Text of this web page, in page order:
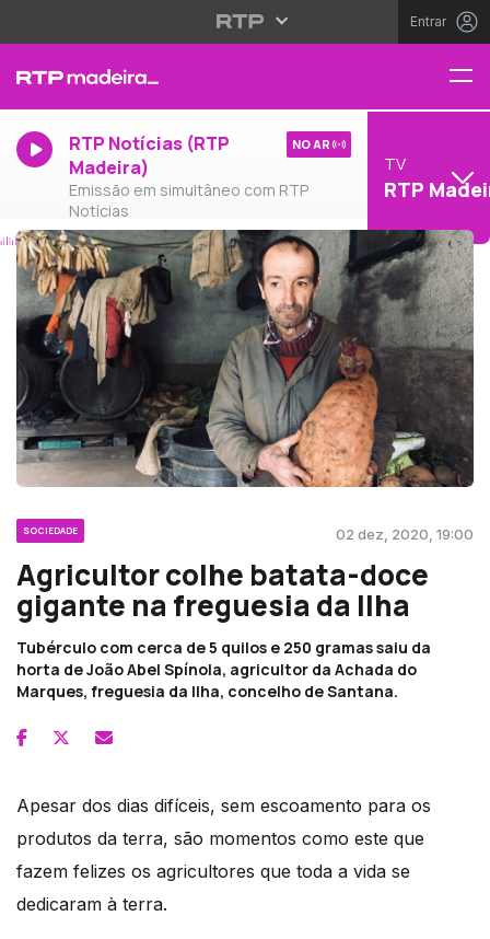
Entrar
RTP Notícias (RTP
Madeira)
Emissão em simultâneo com RTP
Notícias
NO AR
TV
RTP
SOCIEDADE 02 dez, 2020, 19:00
Agricultor colhe batata-doce
gigante na freguesia da Ilha
Tubérculo com cerca de 5 quilos e 250 gramas saiu da
horta de João Abel Spínola, agricultor da Achada do
Marques, freguesia da Ilha, concelho de Santana.
Apesar dos dias difíceis, sem escoamento para os
produtos da terra, são momentos como este que
fazem felizes os agricultores que toda a vida se
dedicaram à terra.